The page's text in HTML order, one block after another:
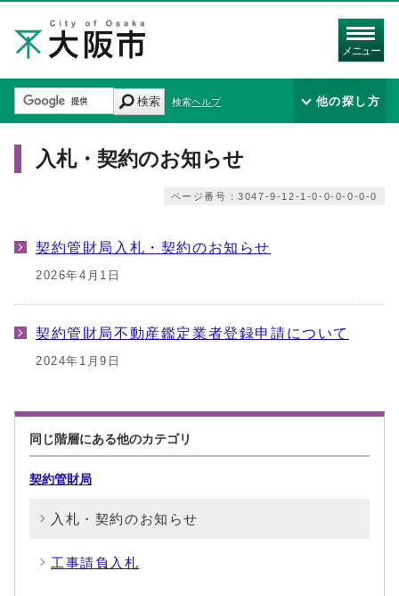
メニュー
検索 検索ヘルプ 他の探し方
入札・契約のお知らせ
ページ番号：3047-9-12-1-0-0-0-0-0-0
契約管財局入札・契約のお知らせ
2026年4月1日
契約管財局不動産鑑定業者登録申請について
2024年1月9日
同じ階層にある他のカテゴリ
契約管財局
入札・契約のお知らせ
工事請負入札